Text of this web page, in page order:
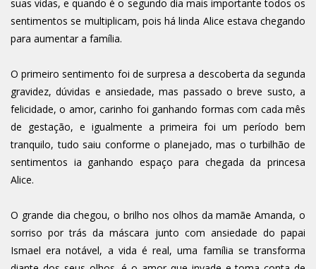
suas vidas, e quando é o segundo dia mais importante todos os
sentimentos se multiplicam, pois há linda Alice estava chegando
para aumentar a família.
O primeiro sentimento foi de surpresa a descoberta da segunda
gravidez, dúvidas e ansiedade, mas passado o breve susto, a
felicidade, o amor, carinho foi ganhando formas com cada mês
de gestação, e igualmente a primeira foi um período bem
tranquilo, tudo saiu conforme o planejado, mas o turbilhão de
sentimentos ia ganhando espaço para chegada da princesa
Alice.
O grande dia chegou, o brilho nos olhos da mamãe Amanda, o
sorriso por trás da máscara junto com ansiedade do papai
Ismael era notável, a vida é real, uma família se transforma